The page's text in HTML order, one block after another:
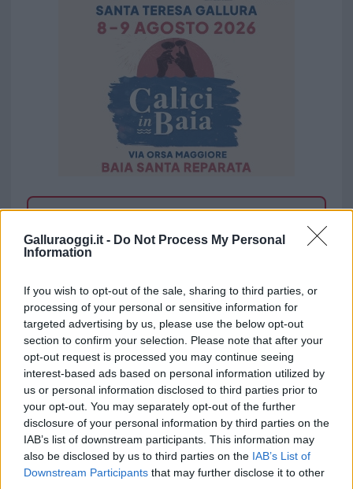
Galluraoggi.it - Do Not Process My Personal
Information
If you wish to opt-out of the sale, sharing to third parties, or
processing of your personal or sensitive information for
targeted advertising by us, please use the below opt-out
section to confirm your selection. Please note that after your
opt-out request is processed you may continue seeing
interest-based ads based on personal information utilized by
us or personal information disclosed to third parties prior to
your opt-out. You may separately opt-out of the further
disclosure of your personal information by third parties on the
IAB’s list of downstream participants. This information may
also be disclosed by us to third parties on the IAB’s List of
Downstream Participants that may further disclose it to other
Puoi abbonarti a
Sei già abbonato?
Puoi effettuare l'accesso andando nella
sezioneLogindal menù del sito o
cliccandoqui
TEMI: Air Italy Olbia Regione Sardegna